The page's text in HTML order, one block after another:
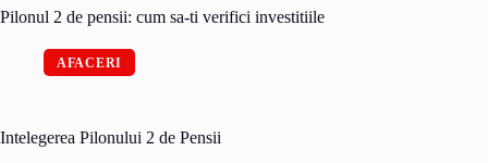
Pilonul 2 de pensii: cum sa-ti verifici investitiile
AFACERI
Intelegerea Pilonului 2 de Pensii